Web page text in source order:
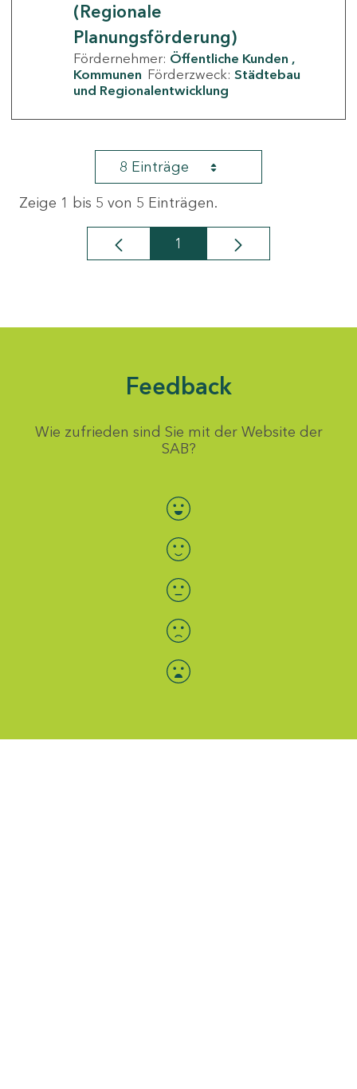
(Regionale
Planungsförderung)
Fördernehmer: Öffentliche Kunden
Kommunen Förderzweck: Städtebau
und Regionalentwicklung
8 Einträge
Zeige 1 bis 5 von 5 Einträgen.
Seite
1
Feedback
Wie zufrieden sind Sie mit der Website der
SAB?
Bewertung auswählen